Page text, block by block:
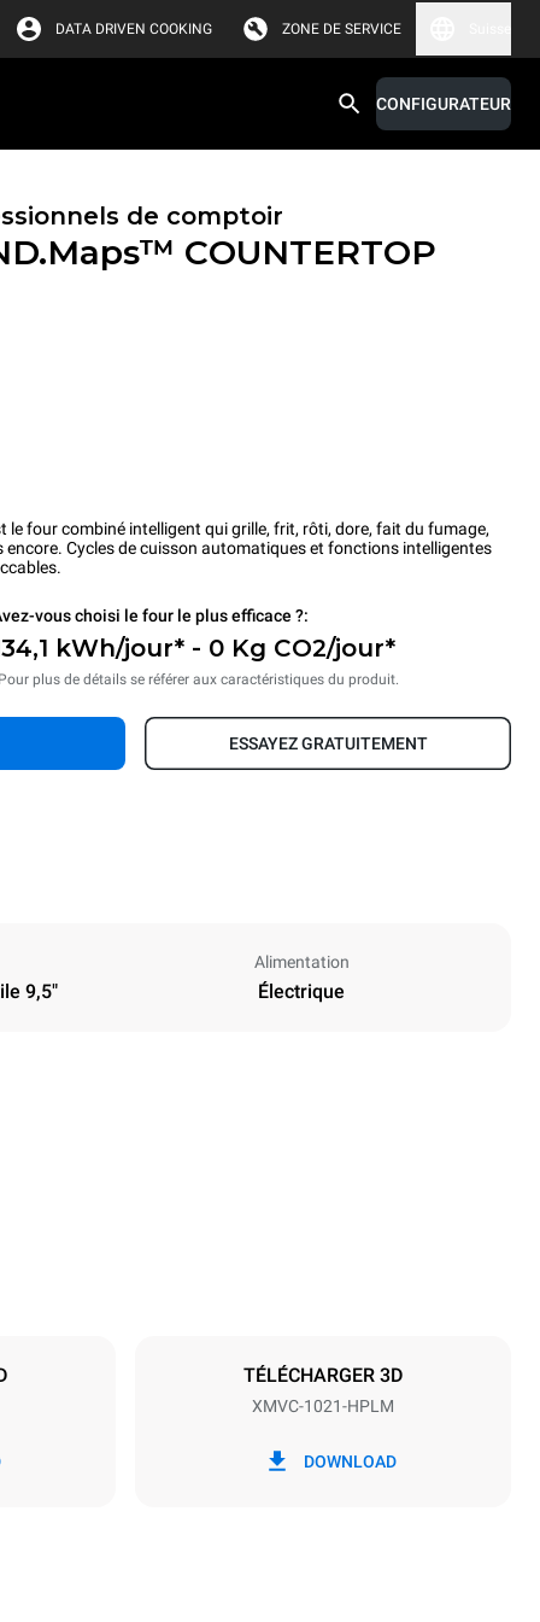
DATA DRIVEN COOKING ZONE DE SERVICE
CONFIGURATEUR
de comptoir
COUNTERTOP
le four combiné intelligent qui grille, frit, rôti, dore, fait du fumage,
Cycles de cuisson automatiques et fonctions intelligentes
vous choisi le four le plus efficace ?:
kWh/jour* - 0 Kg CO2/jour*
plus de détails se référer aux caractéristiques du produit.
ESSAYEZ GRATUITEMENT
9,5"
Alimentation
Électrique
TÉLÉCHARGER 3D
XMVC-1021-HPLM
DOWNLOAD